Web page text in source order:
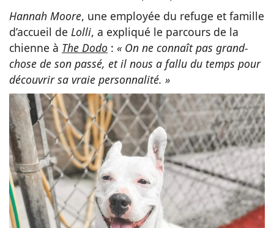
Hannah Moore, une employée du refuge et famille
d’accueil de Lolli, a expliqué le parcours de la
chienne à The Dodo : « On ne connaît pas grand-
chose de son passé, et il nous a fallu du temps pour
découvrir sa vraie personnalité. »